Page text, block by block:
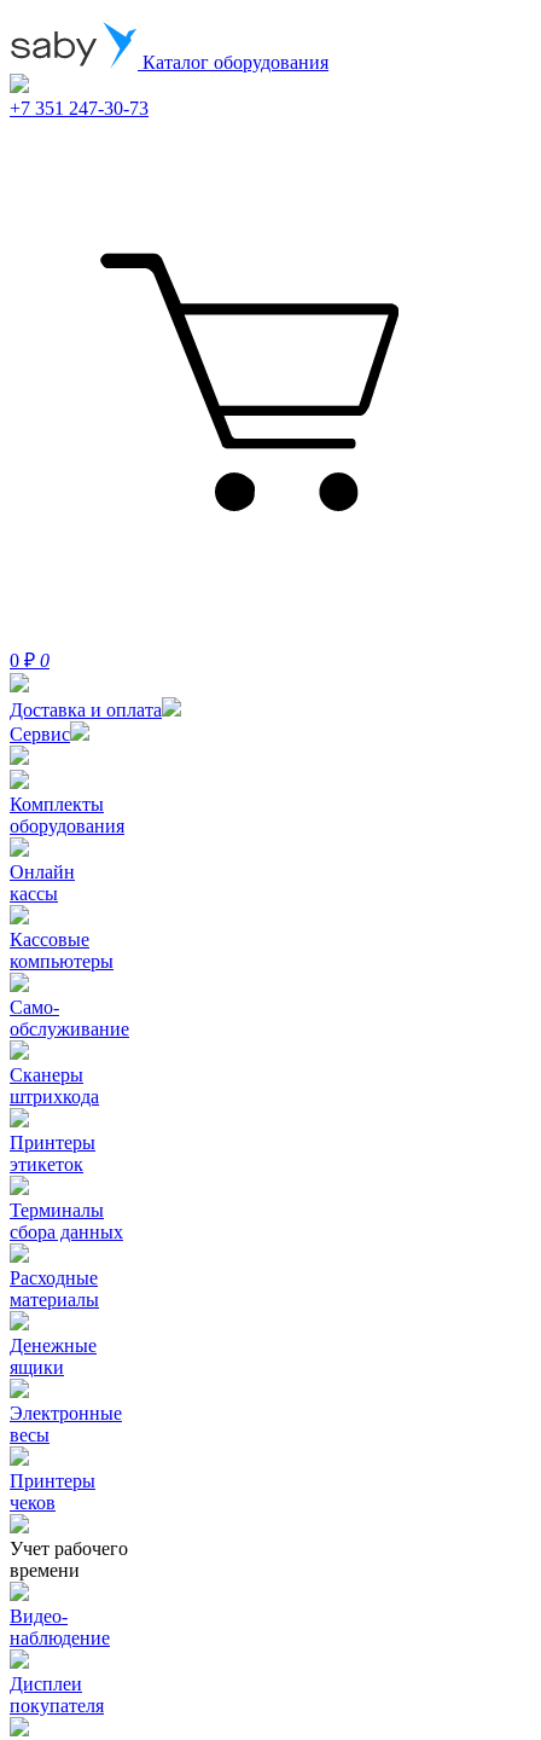
Каталог оборудования
+7 351 247-30-73
0 ₽ 0
Доставка и оплата
Сервис
Комплекты
оборудования
Онлайн
кассы
Кассовые
компьютеры
Само-
обслуживание
Сканеры
штрихкода
Принтеры
этикеток
Терминалы
сбора данных
Расходные
материалы
Денежные
ящики
Электронные
весы
Принтеры
чеков
Учет рабочего
времени
Видео‑
наблюдение
Дисплеи
покупателя